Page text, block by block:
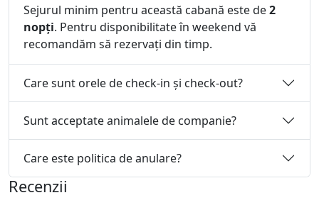
Sejurul minim pentru această cabană este de2
nopți. Pentru disponibilitate în weekend vă
recomandăm să rezervați din timp.
Care sunt orele de check-in și check-out?
Sunt acceptate animalele de companie?
Care este politica de anulare?
Recenzii